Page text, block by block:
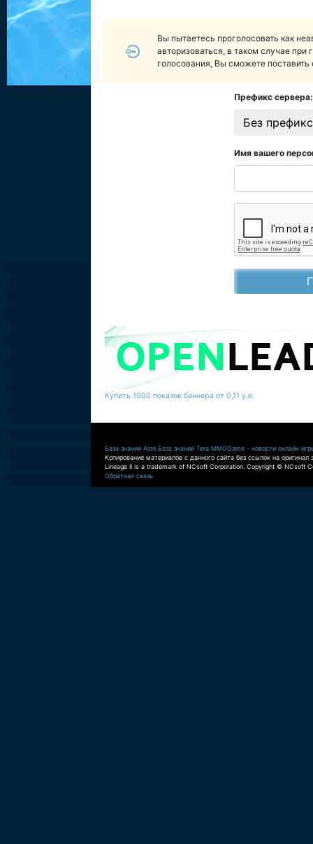
Вы пытаетесь проголосовать как
авторизоваться, в таком случае при
голосования, Вы сможете поставить
Префикс сервера:
Без
Имя вашего
Купить 1000 показов баннера от 0,11 у.е.
База знаний Aion База знаний Tera MMOGame - новости онлайн
Копирование материалов с данного сайта без ссылок на оригинал
Lineage II is a trademark of NCsoft Corporation. Copyright © NCsoft
Обратная связь